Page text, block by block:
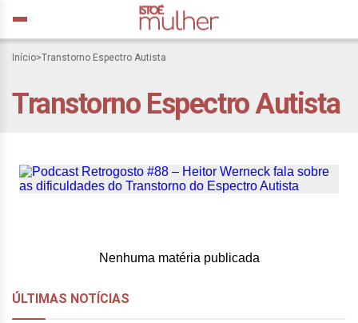
Início>Transtorno Espectro Autista
Transtorno Espectro Autista
Podcast Retrogosto #88 –
as dificuldades do
Transtorno do Espectro
Nenhuma matéria publicada